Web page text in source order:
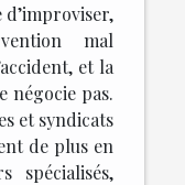
mal
et la
négocie pas.
et syndicats
de plus en
spécialisés,